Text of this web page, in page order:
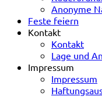
Anonyme
Feste feiern
Kontakt
Kontakt
Lage und
Impressum
Impressum